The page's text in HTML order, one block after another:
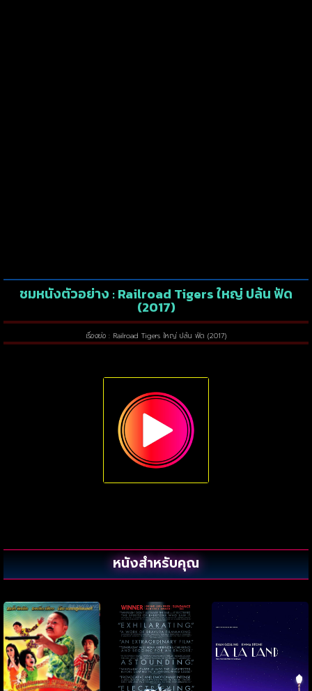
ชมหนังตัวอย่าง : Railroad Tigers ใหญ่ ปล้น ฟัด
(2017)
เรื่องย่อ : Railroad Tigers ใหญ่ ปล้น ฟัด (2017)
หนังสำหรับคุณ